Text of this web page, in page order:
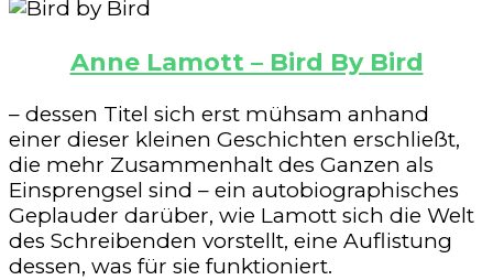
Anne Lamott – Bird By Bird
– dessen Titel sich erst mühsam anhand
einer dieser kleinen Geschichten erschließt,
die mehr Zusammenhalt des Ganzen als
Einsprengsel sind – ein autobiographisches
Geplauder darüber, wie Lamott sich die Welt
des Schreibenden vorstellt, eine Auflistung
dessen, was für sie funktioniert.